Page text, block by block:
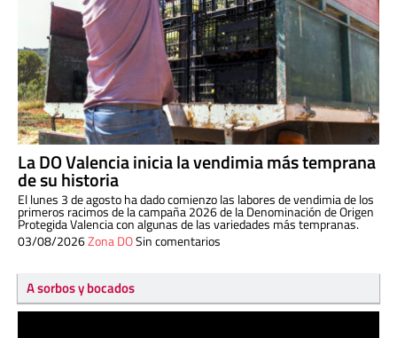
La DO Valencia inicia la vendimia más temprana
de su historia
El lunes 3 de agosto ha dado comienzo las labores de vendimia de los
primeros racimos de la campaña 2026 de la Denominación de Origen
Protegida Valencia con algunas de las variedades más tempranas.
03/08/2026Zona DOSin comentarios
A sorbos y bocados